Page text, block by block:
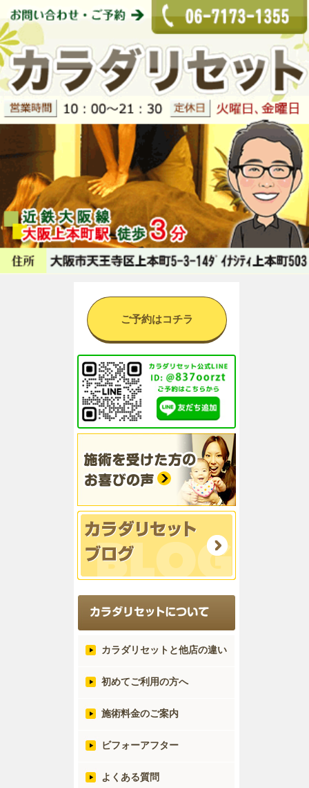
ご予約はコチラ
カラダリセットと他店の違い
初めてご利用の方へ
施術料金のご案内
ビフォーアフター
よくある質問